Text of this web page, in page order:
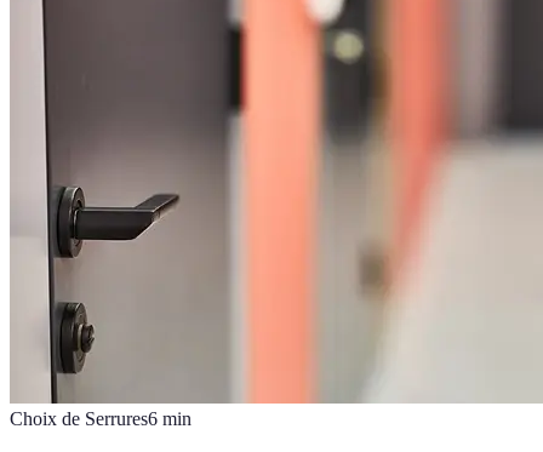
Choix de Serrures6 min